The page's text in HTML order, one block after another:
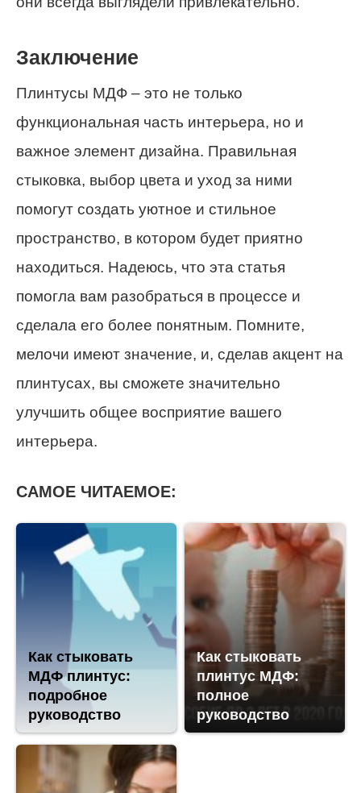
Заключение
Плинтусы МДФ – это не только
функциональная часть интерьера, но и
важное элемент дизайна. Правильная
стыковка, выбор цвета и уход за ними
помогут создать уютное и стильное
пространство, в котором будет приятно
находиться. Надеюсь, что эта статья
помогла вам разобраться в процессе и
сделала его более понятным. Помните,
мелочи имеют значение, и, сделав акцент на
плинтусах, вы сможете значительно
улучшить общее восприятие вашего
интерьера.
САМОЕ ЧИТАЕМОЕ:
Как стыковать
МДФ плинтус:
подробное
руководство
Как стыковать
плинтус МДФ:
полное
руководство